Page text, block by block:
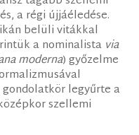
a régi újjáéledése.
belüli vitákkal
a nominalista via
moderna) győzelme
legyűrte a
szellemi